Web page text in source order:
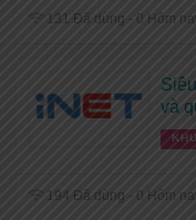
131 Đã dùng - 0 Hôm
và
194 Đã dùng - 0 Hôm